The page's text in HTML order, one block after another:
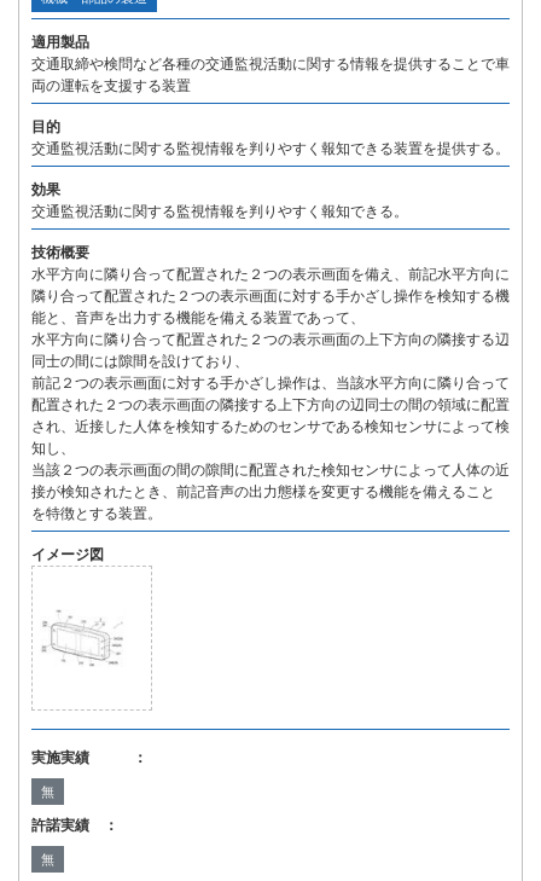
適用製品
交通取締や検問など各種の交通監視活動に関する情報を提供することで車
両の運転を支援する装置
目的
交通監視活動に関する監視情報を判りやすく報知できる装置を提供する。
効果
交通監視活動に関する監視情報を判りやすく報知できる。
技術概要
水平方向に隣り合って配置された２つの表示画面を備え、前記水平方向に
隣り合って配置された２つの表示画面に対する手かざし操作を検知する機
能と、音声を出力する機能を備える装置であって、
水平方向に隣り合って配置された２つの表示画面の上下方向の隣接する辺
同士の間には隙間を設けており、
前記２つの表示画面に対する手かざし操作は、当該水平方向に隣り合って
配置された２つの表示画面の隣接する上下方向の辺同士の間の領域に配置
され、近接した人体を検知するためのセンサである検知センサによって検
知し、
当該２つの表示画面の間の隙間に配置された検知センサによって人体の近
接が検知されたとき、前記音声の出力態様を変更する機能を備えること
を特徴とする装置。
イメージ図
実施実績 ：
無
許諾実績 ：
無